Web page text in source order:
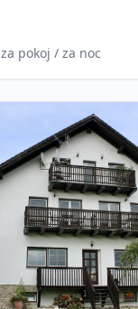
za pokoj / za noc